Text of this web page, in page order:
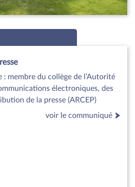
membre du collège de l’Autorité
électroniques, des
de la presse (ARCEP)
voir le communiqué